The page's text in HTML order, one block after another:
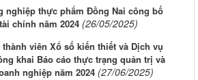
nghiệp thực phẩm Đồng Nai công bố
chính năm 2024 (26/05/2025)
thành viên Xổ số kiến thiết và Dịch vụ
khai Báo cáo thực trạng quản trị và
nghiệp năm 2024 (27/06/2025)